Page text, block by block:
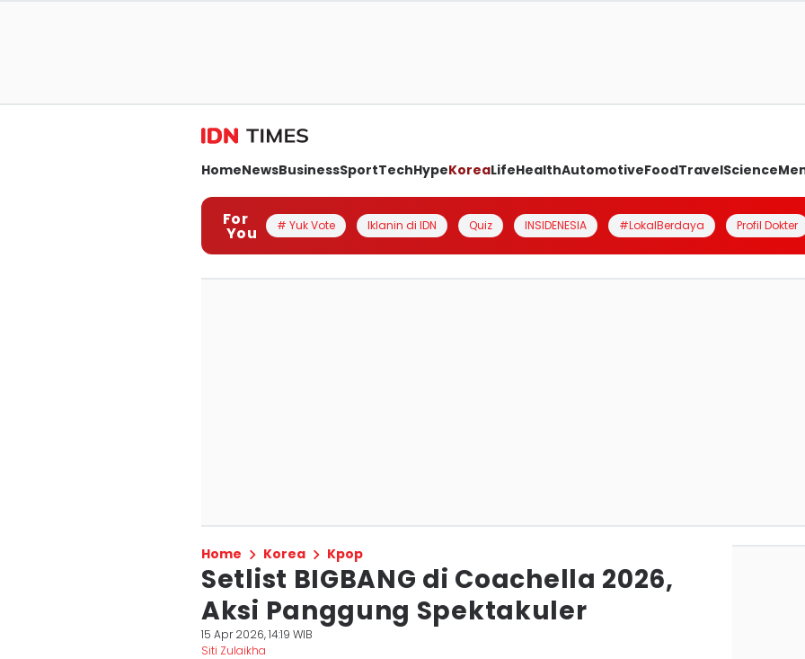
HomeNewsBusinessSportTechHypeKoreaLifeHealthAutomotiveFoodTravelScience
For
You # Yuk Vote Iklanin di IDN Quiz INSIDENESIA #LokalBerdaya Profil Dokter
Home Korea Kpop
Setlist BIGBANG di Coachella 2026,
Aksi Panggung Spektakuler
15 Apr 2026, 14:19 WIB
Siti Zulaikha